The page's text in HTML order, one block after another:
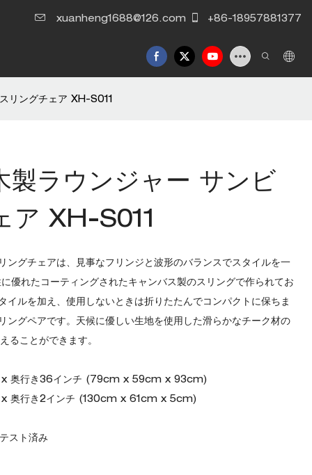
xuanheng1688@126.com +86-18957881377
リングチェア XH-S011
製ラウンジャー サンビ
ア XH-S011
ングチェアは、見事なフリンジと波形のバランスでスタイルを一
優れたコーティングされたキャンバス製のスリングで作られてお
イルを加え、使用しないときは折りたたんでコンパクトに保ちま
ングペアです。天候に優しい生地を使用した滑らかなチーク材の
ることができます。
x 奥行き36インチ (79cm x 59cm x 93cm)
x 奥行き2インチ (130cm x 61cm x 5cm)
スト済み